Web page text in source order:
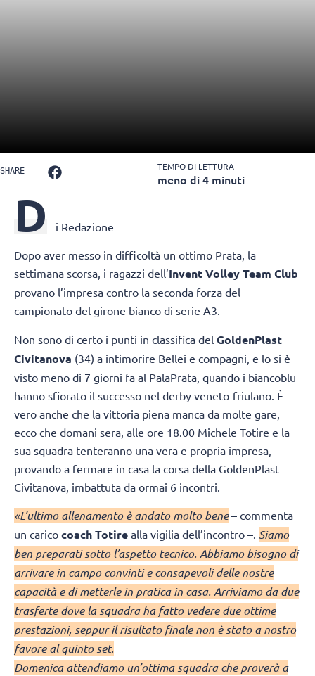
SHARE TEMPO DI LETTURA
meno di 4 minuti
D i Redazione
Dopo aver messo in difficoltà un ottimo Prata, la
settimana scorsa, i ragazzi dell’Invent Volley Team Club
provano l’impresa contro la seconda forza del
campionato del girone bianco di serie A3.
Non sono di certo i punti in classifica del GoldenPlast
Civitanova (34) a intimorire Bellei e compagni, e lo si è
visto meno di 7 giorni fa al PalaPrata, quando i biancoblu
hanno sfiorato il successo nel derby veneto-friulano. È
vero anche che la vittoria piena manca da molte gare,
ecco che domani sera, alle ore 18.00 Michele Totire e la
sua squadra tenteranno una vera e propria impresa,
provando a fermare in casa la corsa della GoldenPlast
Civitanova, imbattuta da ormai 6 incontri.
«L’ultimo allenamento è andato molto bene– commenta
un carico coach Totire alla vigilia dell’incontro –. Siamo
ben preparati sotto l’aspetto tecnico. Abbiamo bisogno di
arrivare in campo convinti e consapevoli delle nostre
capacità e di metterle in pratica in casa. Arriviamo da due
trasferte dove la squadra ha fatto vedere due ottime
prestazioni, seppur il risultato finale non è stato a nostro
favore al quinto set.
Domenica attendiamo un’ottima squadra che proverà a